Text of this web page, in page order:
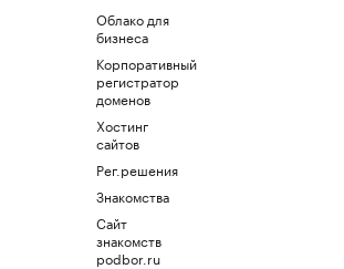
Облако для
бизнеса
Корпоративный
регистратор
доменов
Хостинг
сайтов
Рег.решения
Знакомства
Сайт
знакомств
podbor.ru